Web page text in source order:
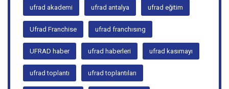
ufrad 17. genel kurul ufrad 19.bayim olurmusun
ufrad akademi ufrad antalya ufrad eğitim
Ufrad Franchise ufrad franchısıng
UFRAD haber ufrad haberleri